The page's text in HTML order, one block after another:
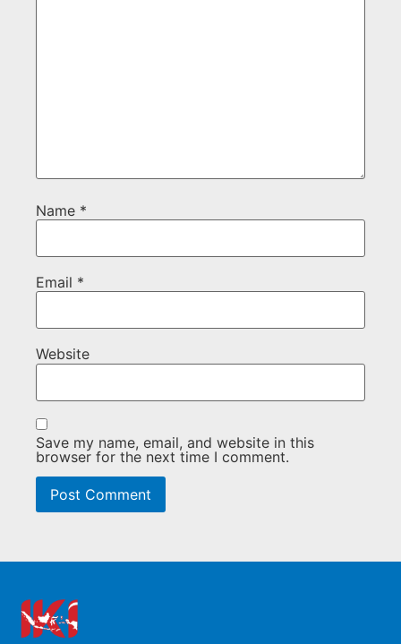
Name *
Email *
Website
Save my name, email, and website in this
browser for the next time I comment.